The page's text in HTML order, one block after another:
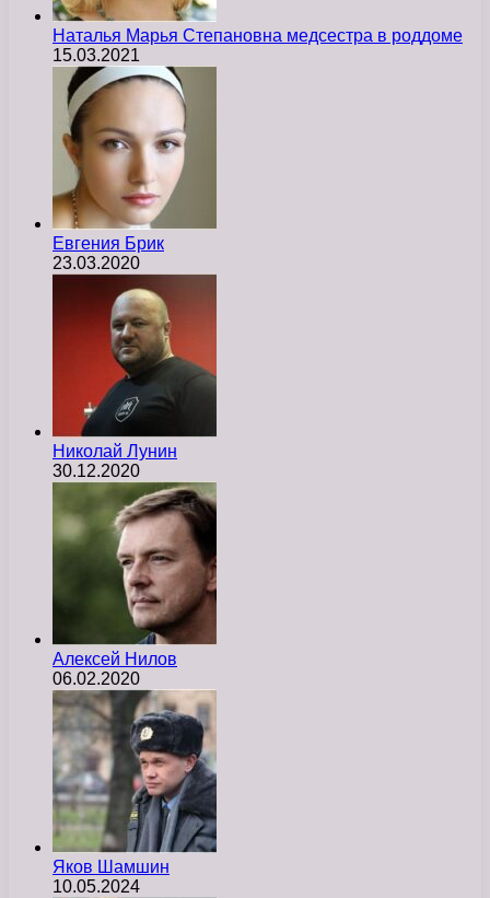
Наталья Марья Степановна медсестра в роддоме
15.03.2021
Евгения Брик
23.03.2020
Николай Лунин
30.12.2020
Алексей Нилов
06.02.2020
Яков Шамшин
10.05.2024